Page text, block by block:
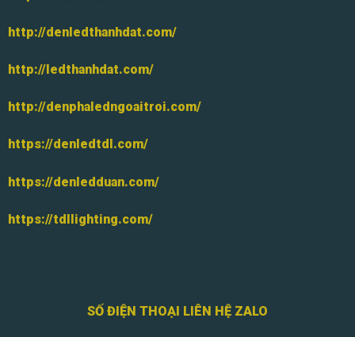
http://denledthanhdat.com/
http://ledthanhdat.com/
http://denphaledngoaitroi.com/
https://denledtdl.com/
https://denledduan.com/
https://tdllighting.com/
SỐ ĐIỆN THOẠI LIÊN HỆ ZALO